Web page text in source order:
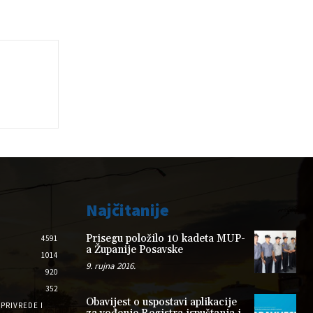
4591
1014
920
352
I
Najčitanije
Prisegu položilo 10 kadeta MUP-
a Županije Posavske
9. rujna 2016.
Obavijest o uspostavi aplikacije